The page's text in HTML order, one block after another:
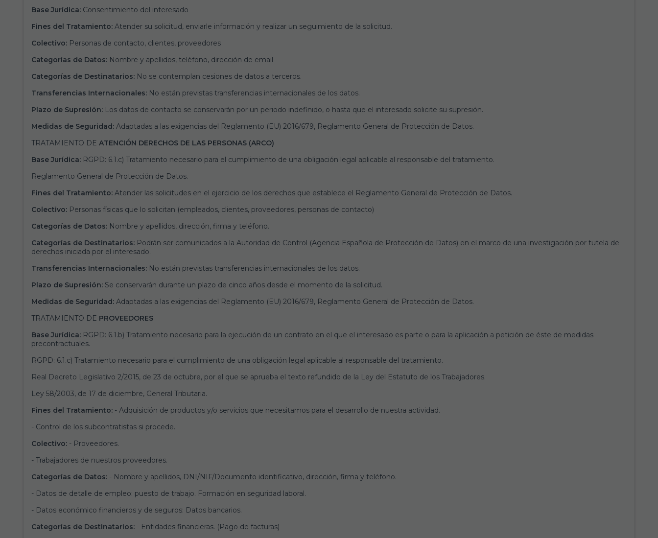
Base Jurídica: Consentimiento del interesado
Fines del Tratamiento: Atender su solicitud, enviarle información y realizar un seguimiento de la solicitud.
Colectivo: Personas de contacto, clientes, proveedores
Categorías de Datos: Nombre y apellidos, teléfono, dirección de email
Categorías de Destinatarios: No se contemplan cesiones de datos a terceros.
Transferencias Internacionales: No están previstas transferencias internacionales de los datos.
Plazo de Supresión: Los datos de contacto se conservarán por un periodo indefinido, o hasta que el interesado solicite su supresión.
Medidas de Seguridad: Adaptadas a las exigencias del Reglamento (EU) 2016/679, Reglamento General de Protección de Datos.
TRATAMIENTO DE ATENCIÓN DERECHOS DE LAS PERSONAS (ARCO)
Base Jurídica: RGPD: 6.1.c) Tratamiento necesario para el cumplimiento de una obligación legal aplicable al responsable del tratamiento.
Reglamento General de Protección de Datos.
Fines del Tratamiento: Atender las solicitudes en el ejercicio de los derechos que establece el Reglamento General de Protección de Datos.
Colectivo: Personas físicas que lo solicitan (empleados, clientes, proveedores, personas de contacto)
Categorías de Datos: Nombre y apellidos, dirección, firma y teléfono.
Categorías de Destinatarios: Podrán ser comunicados a la Autoridad de Control (Agencia Española de Protección de Datos) en el marco de una investigación por tutela de
derechos iniciada por el interesado.
Transferencias Internacionales: No están previstas transferencias internacionales de los datos.
Plazo de Supresión: Se conservarán durante un plazo de cinco años desde el momento de la solicitud.
Medidas de Seguridad: Adaptadas a las exigencias del Reglamento (EU) 2016/679, Reglamento General de Protección de Datos.
TRATAMIENTO DE PROVEEDORES
Base Jurídica: RGPD: 6.1.b) Tratamiento necesario para la ejecución de un contrato en el que el interesado es parte o para la aplicación a petición de éste de medidas
precontractuales.
RGPD: 6.1.c) Tratamiento necesario para el cumplimiento de una obligación legal aplicable al responsable del tratamiento.
Real Decreto Legislativo 2/2015, de 23 de octubre, por el que se aprueba el texto refundido de la Ley del Estatuto de los Trabajadores.
Ley 58/2003, de 17 de diciembre, General Tributaria.
Fines del Tratamiento: - Adquisición de productos y/o servicios que necesitamos para el desarrollo de nuestra actividad.
- Control de los subcontratistas si procede.
Colectivo: - Proveedores.
- Trabajadores de nuestros proveedores.
Categorías de Datos: - Nombre y apellidos, DNI/NIF/Documento identificativo, dirección, firma y teléfono.
- Datos de detalle de empleo: puesto de trabajo. Formación en seguridad laboral.
- Datos económico financieros y de seguros: Datos bancarios.
Categorías de Destinatarios: - Entidades financieras. (Pago de facturas)